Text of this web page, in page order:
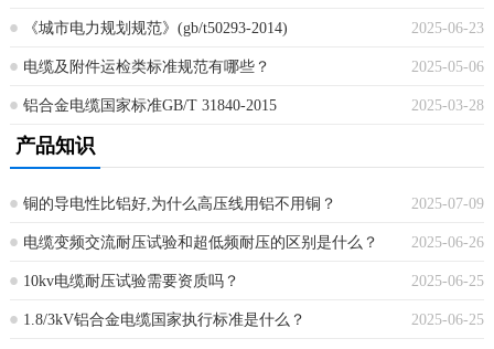
2025-06-23
《城市电力规划规范》(gb/t50293-2014)
2025-05-06
电缆及附件运检类标准规范有哪些？
2025-03-28
铝合金电缆国家标准GB/T 31840-2015
产品知识
2025-07-09
铜的导电性比铝好,为什么高压线用铝不用铜？
2025-06-26
电缆变频交流耐压试验和超低频耐压的区别是什么？
2025-06-25
10kv电缆耐压试验需要资质吗？
2025-06-25
1.8/3kV铝合金电缆国家执行标准是什么？